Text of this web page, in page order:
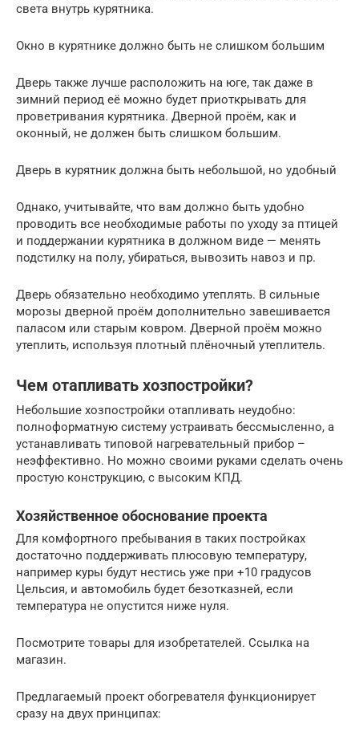
света внутрь курятника.
Окно в курятнике должно быть не слишком большим
Дверь также лучше расположить на юге, так даже в
зимний период её можно будет приоткрывать для
проветривания курятника. Дверной проём, как и
оконный, не должен быть слишком большим.
Дверь в курятник должна быть небольшой, но удобный
Однако, учитывайте, что вам должно быть удобно
проводить все необходимые работы по уходу за птицей
и поддержании курятника в должном виде — менять
подстилку на полу, убираться, вывозить навоз и пр.
Дверь обязательно необходимо утеплять. В сильные
морозы дверной проём дополнительно завешивается
паласом или старым ковром. Дверной проём можно
утеплить, используя плотный плёночный утеплитель.
Чем отапливать хозпостройки?
Небольшие хозпостройки отапливать неудобно:
полноформатную систему устраивать бессмысленно, а
устанавливать типовой нагревательный прибор –
неэффективно. Но можно своими руками сделать очень
простую конструкцию, с высоким КПД.
Хозяйственное обоснование проекта
Для комфортного пребывания в таких постройках
достаточно поддерживать плюсовую температуру,
например куры будут нестись уже при +10 градусов
Цельсия, и автомобиль будет безотказней, если
температура не опустится ниже нуля.
Посмотрите товары для изобретателей. Ссылка на
магазин.
Предлагаемый проект обогревателя функционирует
сразу на двух принципах: